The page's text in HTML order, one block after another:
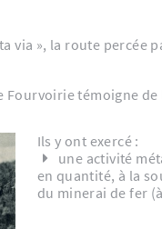
via », la route percée
témoigne
Ils y ont exercé :
une activité
en quantité, à la
du minerai de fer